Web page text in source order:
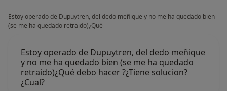
Estoy operado de Dupuytren, del dedo meñique y no me ha quedado bien
(se me ha quedado retraido)¿Qué
Estoy operado de Dupuytren, del dedo meñique
y no me ha quedado bien (se me ha quedado
retraido)¿Qué debo hacer ?¿Tiene solucion?
¿Cual?